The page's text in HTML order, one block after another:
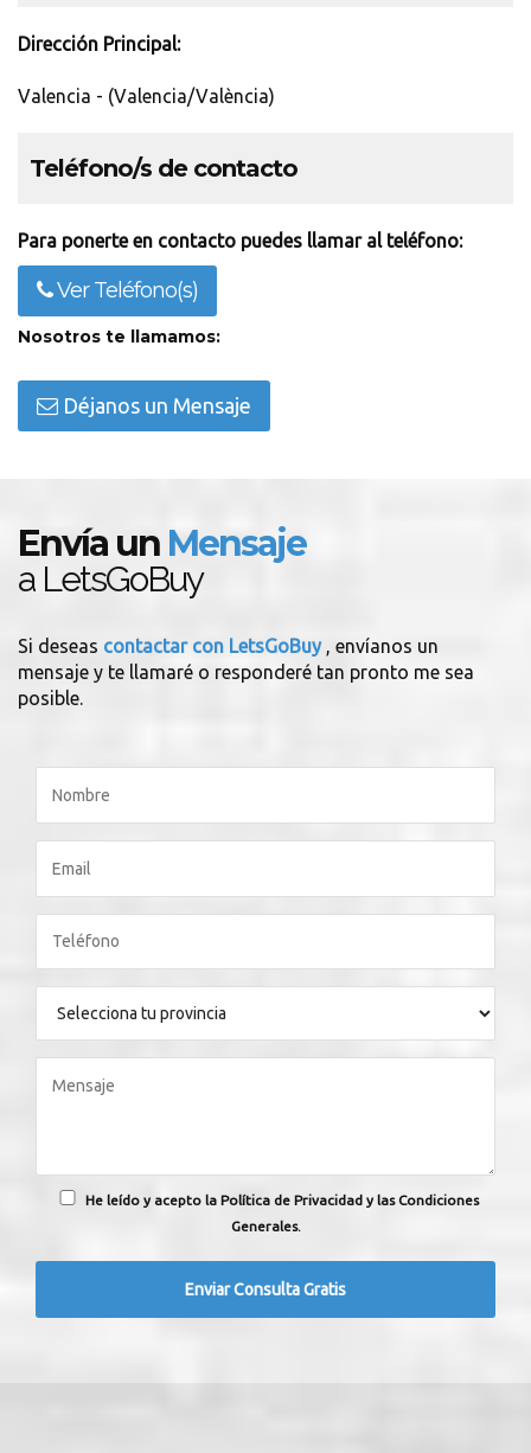
Dirección Principal:
Valencia - (Valencia/València)
Teléfono/s de contacto
Para ponerte en contacto puedes llamar al teléfono:
Ver Teléfono(s)
Nosotros te llamamos:
Déjanos un Mensaje
Envía un Mensaje
a LetsGoBuy
Si deseas contactar con LetsGoBuy , envíanos un
mensaje y te llamaré o responderé tan pronto me sea
posible.
He leído y acepto la Política de Privacidad y las Condiciones
Generales.